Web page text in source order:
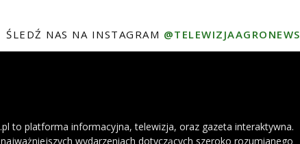
ŚLEDŹ NAS NA INSTAGRAM @TELEWIZJAAGRONEWS
to platforma informacyjna, telewizja, oraz gazeta interaktywna.
wydarzeniach dotyczących szeroko rozumianego